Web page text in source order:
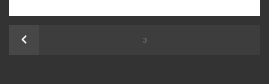
PAGE3